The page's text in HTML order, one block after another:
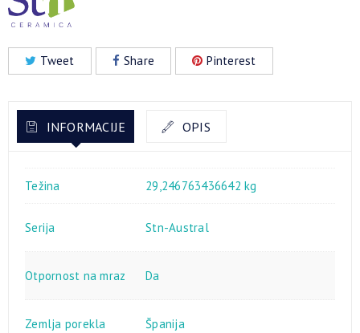
Tweet Share Pinterest
INFORMACIJE OPIS
Težina 29,246763436642 kg
Serija Stn-Austral
Otpornost na mraz Da
Zemlja porekla Španija